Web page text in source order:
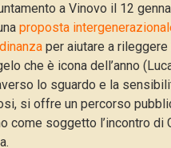
a Vinovo il 12
proposta
per aiutare a
che è icona dell’anno
lo sguardo e la
si offre un percorso
come soggetto l’incontro di